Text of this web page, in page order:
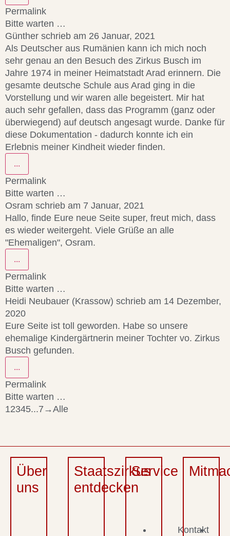
Permalink
Bitte warten …
Günther schrieb am 26 Januar, 2021
Als Deutscher aus Rumänien kann ich mich noch
sehr genau an den Besuch des Zirkus Busch im
Jahre 1974 in meiner Heimatstadt Arad erinnern. Die
gesamte deutsche Schule aus Arad ging in die
Vorstellung und wir waren alle begeistert. Mir hat
auch sehr gefallen, dass das Programm (ganz oder
überwiegend) auf deutsch angesagt wurde. Danke für
diese Dokumentation - dadurch konnte ich ein
Erlebnis meiner Kindheit wieder finden.
...
Permalink
Bitte warten …
Osram schrieb am 7 Januar, 2021
Hallo, finde Eure neue Seite super, freut mich, dass
es wieder weitergeht. Viele Grüße an alle
"Ehemaligen", Osram.
...
Permalink
Bitte warten …
Heidi Neubauer (Krassow) schrieb am 14 Dezember,
2020
Eure Seite ist toll geworden. Habe so unsere
ehemalige Kindergärtnerin meiner Tochter vo. Zirkus
Busch gefunden.
...
Permalink
Bitte warten …
12345...7 →Alle
Über
uns
Staatszirkus
entdecken
Service
Kontakt